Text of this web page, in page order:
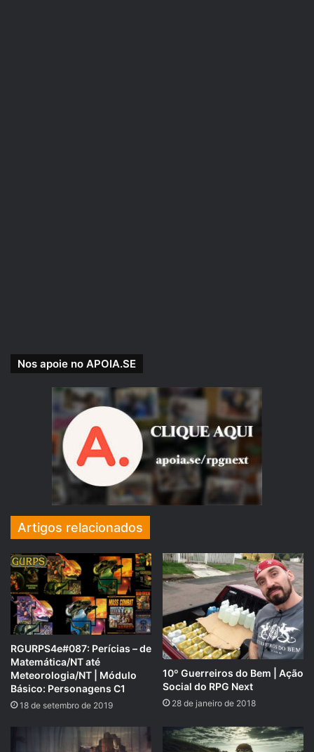
Se você preferir nos apoiar pelo PICPAY, acesse e
veja nossas recompensas:
picpay.me/rpgnext
Nos apoie no APOIA.SE
Artigos relacionados
RGURPS4e#087: Perícias – de
Matemática/NT até
Meteorologia/NT | Módulo
Básico: Personagens C1
18 de setembro de 2019
10º Guerreiros do Bem | Ação
Social do RPG Next
28 de janeiro de 2018